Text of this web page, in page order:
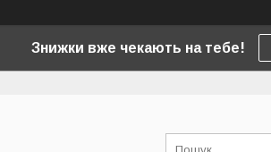
Знижки вже чекають на тебе!